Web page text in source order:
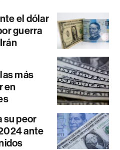
el dólar
guerra
más
en
su peor
ante